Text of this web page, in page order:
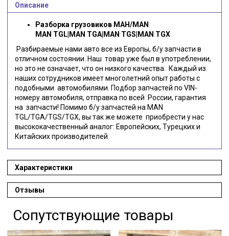
Описание
Разборка грузовиков МАН/MAN
MAN TGL|MAN TGA|MAN TGS|MAN TGX
Разбираемые нами авто все из Европы, б/у запчасти в
отличном состоянии. Наш товар уже был в употреблении,
но это не означает, что он низкого качества. Каждый из
наших сотрудников имеет многолетний опыт работы с
подобными автомобилями. Подбор запчастей по VIN-
номеру автомобиля, отправка по всей России, гарантия
на запчасти! Помимо б/у запчастей на MAN
TGL/TGA/TGS/TGX, вы так же можете приобрести у нас
высококачественный аналог: Европейских, Турецких и
Китайских производителей
Характеристики
Отзывы
Сопутствующие товары